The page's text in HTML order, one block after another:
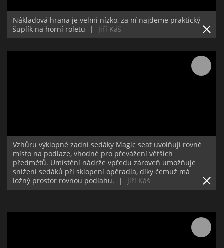
Nákladová hrana je velmi nízko, za ní najdeme praktický
šuplík na horní roletu
| Jiří Káš
Vzhůru výklopné zadní sedáky Magic seat uvolňují rovné
místo na podlaze, vhodné pro převážení větších
předmětů. Umístění nádrže vpředu zároveň umožňuje
snížení sedáků při sklopení opěradla, díky čemuž má
ložný prostor rovnou podlahu.
| Jiří Káš